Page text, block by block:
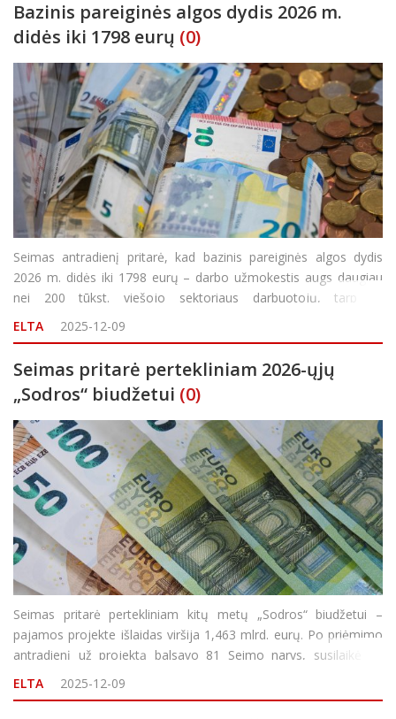
Bazinis pareiginės algos dydis 2026 m.
didės iki 1798 eurų (0)
Seimas antradienį pritarė, kad bazinis pareiginės algos dydis
2026 m. didės iki 1798 eurų – darbo užmokestis augs daugiau
nei 200 tūkst. viešojo sektoriaus darbuotojų, tarp jų
tarnautojams, pareigūnams, politikams, teisėjams, kariams.
Seimo sprendimu, pareiginės algos dydis kitąmet kil
ELTA 2025-12-09
Seimas pritarė pertekliniam 2026-ųjų
„Sodros“ biudžetui (0)
Seimas pritarė pertekliniam kitų metų „Sodros“ biudžetui –
pajamos projekte išlaidas viršija 1,463 mlrd. eurų. Po priėmimo
antradienį už projektą balsavo 81 Seimo narys, susilaikė 14
parlamentarų. Pensijos kitąmet didinamos 12 proc., vidutinė
senatvės pensija a
ELTA 2025-12-09